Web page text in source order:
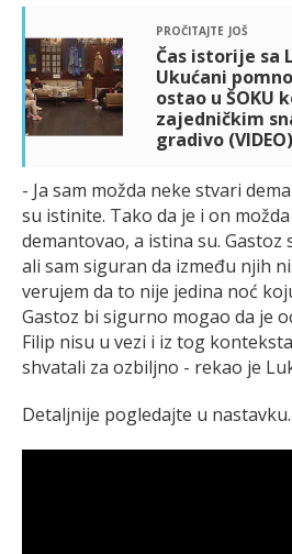
pročitajte još
Čas istorije sa
Ukućani
ostao u ŠOKU
zajedničkim
gradivo (VIDEO)
- Ja sam možda neke stvari
su istinite. Tako da je i on
demantovao, a istina su.
ali sam siguran da između njih
verujem da to nije jedina noć
Gastoz bi sigurno mogao da je
Filip nisu u vezi i iz tog
shvatali za ozbiljno - rekao je
Detaljnije pogledajte u nastavku.